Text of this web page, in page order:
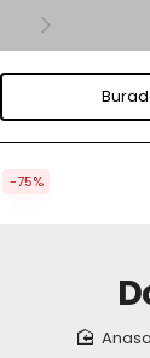
ürün,
renk
beden
-75%